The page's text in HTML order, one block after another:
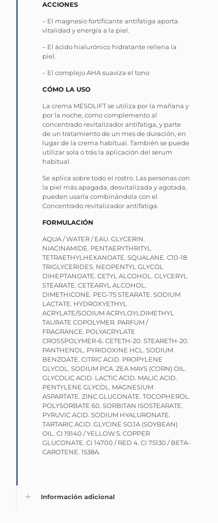
ACCIONES
– El magnesio fortificante antifatiga aporta
vitalidad y energía a la piel.
– El ácido hialurónico hidratante rellena la
piel.
– El complejo AHA suaviza el tono
CÓMO LA USO
La crema MESOLIFT se utiliza por la mañana y
por la noche, como complemento al
concentrado revitalizador antifatiga, y parte
de un tratamiento de un mes de duración, en
lugar de la crema habitual. También se puede
utilizar sola o trás la aplicación del serum
habitual.
Se aplica sobre todo el rostro. Las personas con
la piel más apagada, desvitalizada y agotada,
pueden usarla combinándola con el
Concentrado revitalizador antifatiga.
FORMULACIÓN
AQUA / WATER / EAU. GLYCERIN.
NIACINAMIDE. PENTAERYTHRITYL
TETRAETHYLHEXANOATE. SQUALANE. C10-18
TRIGLYCERIDES. NEOPENTYL GLYCOL
DIHEPTANOATE. CETYL ALCOHOL. GLYCERYL
STEARATE. CETEARYL ALCOHOL.
DIMETHICONE. PEG-75 STEARATE. SODIUM
LACTATE. HYDROXYETHYL
ACRYLATE/SODIUM ACRYLOYLDIMETHYL
TAURATE COPOLYMER. PARFUM /
FRAGRANCE. POLYACRYLATE
CROSSPOLYMER-6. CETETH-20. STEARETH-20.
PANTHENOL. PYRIDOXINE HCL. SODIUM
BENZOATE. CITRIC ACID. PROPYLENE
GLYCOL. SODIUM PCA. ZEA MAYS (CORN) OIL.
GLYCOLIC ACID. LACTIC ACID. MALIC ACID.
PENTYLENE GLYCOL. MAGNESIUM
ASPARTATE. ZINC GLUCONATE. TOCOPHEROL.
POLYSORBATE 60. SORBITAN ISOSTEARATE.
PYRUVIC ACID. SODIUM HYALURONATE.
TARTARIC ACID. GLYCINE SOJA (SOYBEAN)
OIL. CI 19140 / YELLOW 5. COPPER
GLUCONATE. CI 14700 / RED 4. CI 75130 / BETA-
CAROTENE. 1538A.
Información adicional